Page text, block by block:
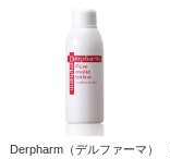
Derpharm（デルファーマ）